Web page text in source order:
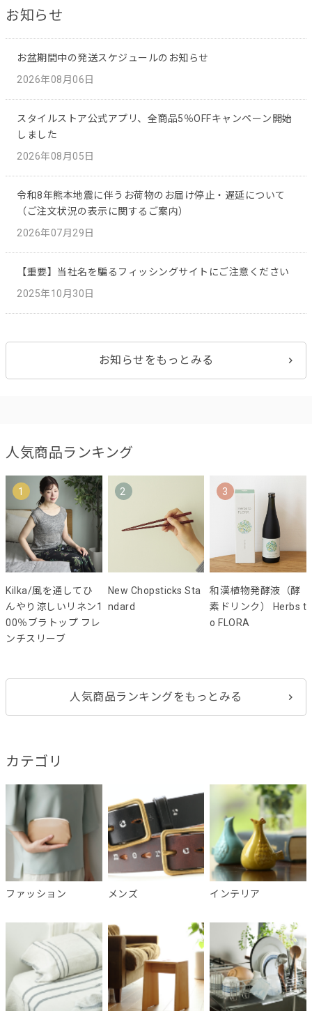
お知らせ
お盆期間中の発送スケジュールのお知らせ
2026年08月06日
スタイルストア公式アプリ、全商品5％OFFキャンペーン開始
しました
2026年08月05日
令和8年熊本地震に伴うお荷物のお届け停止・遅延について
（ご注文状況の表示に関するご案内）
2026年07月29日
【重要】当社名を騙るフィッシングサイトにご注意ください
2025年10月30日
お知らせをもっとみる
人気商品ランキング
1
Kilka/風を通してひ
んやり涼しいリネン1
00％ブラトップ フレ
ンチスリーブ
2
New Chopsticks Sta
ndard
3
和漢植物発酵液（酵
素ドリンク） Herbs t
o FLORA
人気商品ランキングをもっとみる
カテゴリ
ファッション メンズ インテリア